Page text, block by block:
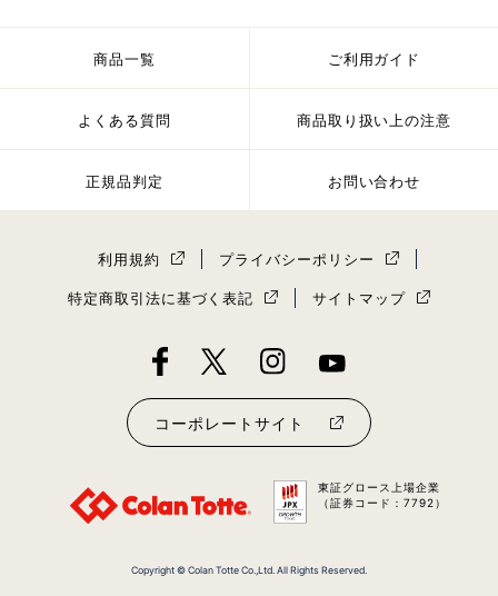
スキージャンプ選手
Vol.2 友野一希
フィギュアスケート選手
商品一覧 ご利用ガイド
よくある質問 商品取り扱い上の注意
正規品判定 お問い合わせ
東証グロース上場企業
（証券コード：7792）
利用規約 プライバシーポリシー
特定商取引法に基づく表記 サイトマップ
コーポレートサイト
Copyright © Colan Totte Co.,Ltd. All Rights Reserved.